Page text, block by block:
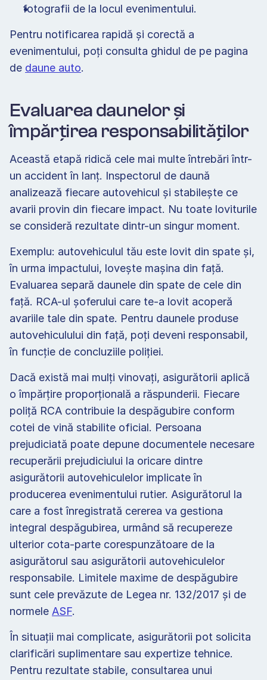
fotografii de la locul evenimentului.
Pentru notificarea rapidă și corectă a
evenimentului, poți consulta ghidul de pe pagina
de daune auto.
Evaluarea daunelor și
împărțirea responsabilităților
Această etapă ridică cele mai multe întrebări într-
un accident în lanț. Inspectorul de daună
analizează fiecare autovehicul și stabilește ce
avarii provin din fiecare impact. Nu toate loviturile
se consideră rezultate dintr-un singur moment.
Exemplu: autovehiculul tău este lovit din spate și,
în urma impactului, lovește mașina din față.
Evaluarea separă daunele din spate de cele din
față. RCA-ul șoferului care te-a lovit acoperă
avariile tale din spate. Pentru daunele produse
autovehiculului din față, poți deveni responsabil,
în funcție de concluziile poliției.
Dacă există mai mulți vinovați, asigurătorii aplică
o împărțire proporțională a răspunderii. Fiecare
poliță RCA contribuie la despăgubire conform
cotei de vină stabilite oficial. Persoana
prejudiciată poate depune documentele necesare
recuperării prejudiciului la oricare dintre
asigurătorii autovehiculelor implicate în
producerea evenimentului rutier. Asigurătorul la
care a fost înregistrată cererea va gestiona
integral despăgubirea, urmând să recupereze
ulterior cota-parte corespunzătoare de la
asigurătorul sau asigurătorii autovehiculelor
responsabile. Limitele maxime de despăgubire
sunt cele prevăzute de Legea nr. 132/2017 și de
normele ASF.
În situații mai complicate, asigurătorii pot solicita
clarificări suplimentare sau expertize tehnice.
Pentru rezultate stabile, consultarea unui